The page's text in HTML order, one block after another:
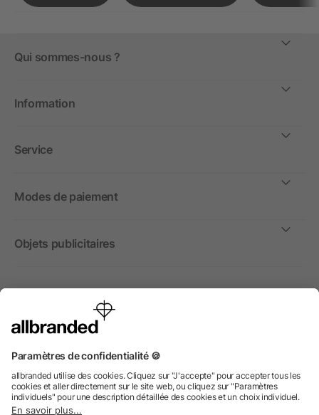
Qui sommes-nous ?
Information
Service
Modes de paiement
Objets publicitaires
International